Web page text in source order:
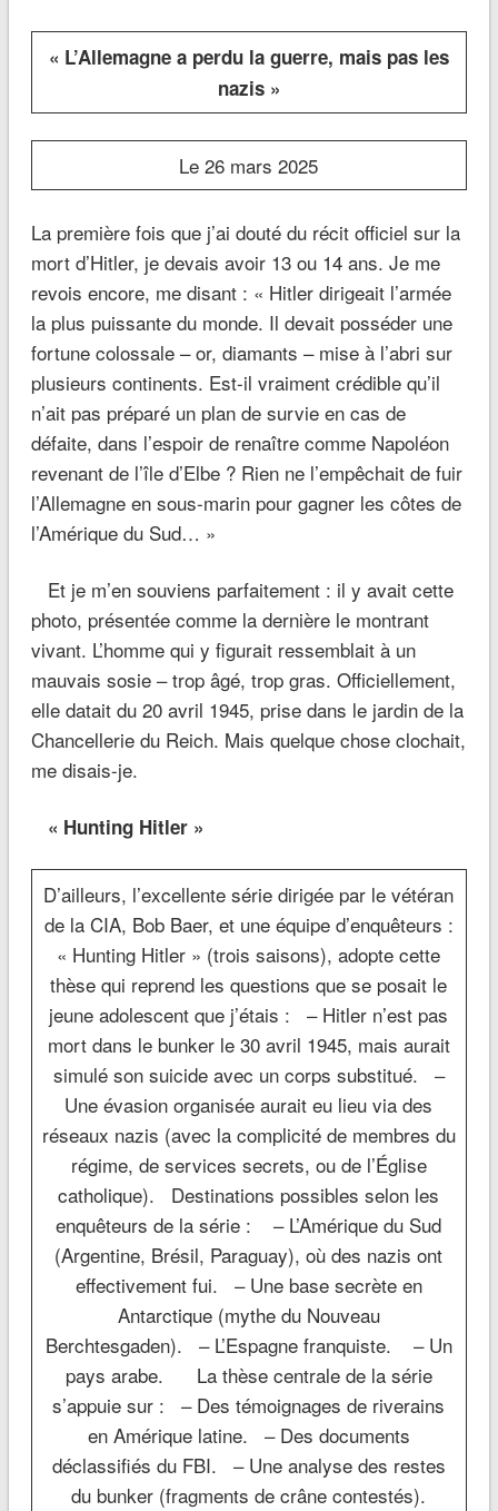
« L’Allemagne a perdu la guerre, mais pas les
nazis »
Le 26 mars 2025
La première fois que j’ai douté du récit officiel sur la
mort d’Hitler, je devais avoir 13 ou 14 ans. Je me
revois encore, me disant : « Hitler dirigeait l’armée
la plus puissante du monde. Il devait posséder une
fortune colossale – or, diamants – mise à l’abri sur
plusieurs continents. Est-il vraiment crédible qu’il
n’ait pas préparé un plan de survie en cas de
défaite, dans l’espoir de renaître comme Napoléon
revenant de l’île d’Elbe ? Rien ne l’empêchait de fuir
l’Allemagne en sous-marin pour gagner les côtes de
l’Amérique du Sud… »
Et je m’en souviens parfaitement : il y avait cette
photo, présentée comme la dernière le montrant
vivant. L’homme qui y figurait ressemblait à un
mauvais sosie – trop âgé, trop gras. Officiellement,
elle datait du 20 avril 1945, prise dans le jardin de la
Chancellerie du Reich. Mais quelque chose clochait,
me disais-je.
« Hunting Hitler »
D’ailleurs, l’excellente série dirigée par le vétéran
de la CIA, Bob Baer, et une équipe d’enquêteurs :
« Hunting Hitler » (trois saisons), adopte cette
thèse qui reprend les questions que se posait le
jeune adolescent que j’étais : – Hitler n’est pas
mort dans le bunker le 30 avril 1945, mais aurait
simulé son suicide avec un corps substitué. –
Une évasion organisée aurait eu lieu via des
réseaux nazis (avec la complicité de membres du
régime, de services secrets, ou de l’Église
catholique). Destinations possibles selon les
enquêteurs de la série : – L’Amérique du Sud
(Argentine, Brésil, Paraguay), où des nazis ont
effectivement fui. – Une base secrète en
Antarctique (mythe du Nouveau
Berchtesgaden). – L’Espagne franquiste. – Un
pays arabe. La thèse centrale de la série
s’appuie sur : – Des témoignages de riverains
en Amérique latine. – Des documents
déclassifiés du FBI. – Une analyse des restes
du bunker (fragments de crâne contestés).